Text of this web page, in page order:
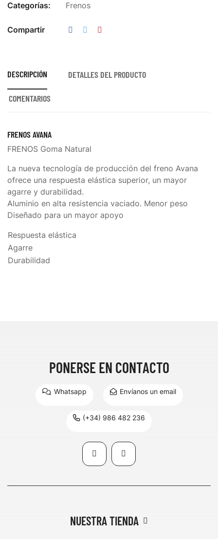
Categorías:
Frenos
Compartir
DESCRIPCIÓN DETALLES DEL PRODUCTO
COMENTARIOS
FRENOSAVANA
FRENOS Goma Natural
La nueva tecnología de producción del freno Avana
ofrece una respuesta elástica superior, un mayor
agarre y durabilidad.
Aluminio en alta resistencia vaciado. Menor peso
Diseñado para un mayor apoyo
Respuesta elástica
Agarre
Durabilidad
PONERSE EN CONTACTO
Whatsapp Envíanos un email
(+34) 986 482 236
NUESTRA TIENDA